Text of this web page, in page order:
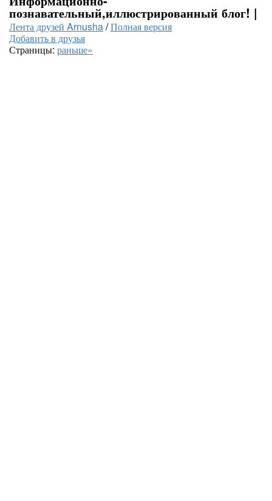
познавательный,иллюстрированный блог! |
Лента друзей Arnusha/Полная версия
Добавить в друзья
Страницы: раньше»